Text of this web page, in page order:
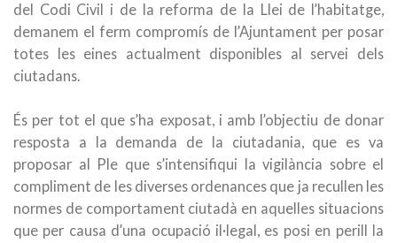
del Codi Civil i de la reforma de la Llei de l’habitatge,
demanem el ferm compromís de l’Ajuntament per posar
totes les eines actualment disponibles al servei dels
ciutadans.
És per tot el que s’ha exposat, i amb l’objectiu de donar
resposta a la demanda de la ciutadania, que es va
proposar al Ple que s’intensifiqui la vigilància sobre el
compliment de les diverses ordenances que ja recullen les
normes de comportament ciutadà en aquelles situacions
que per causa d’una ocupació il·legal, es posi en perill la